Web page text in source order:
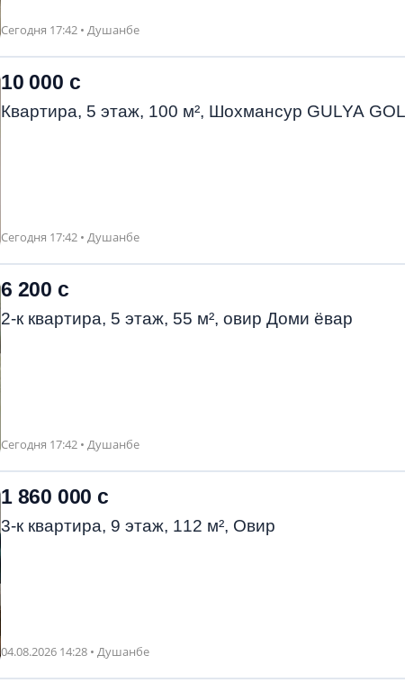
Сегодня 17:42 • Душанбе
10 000 с
Квартира, 5 этаж, 100 м², Шохмансур GULYA
Сегодня 17:42 • Душанбе
6 200 с
2-к квартира, 5 этаж, 55 м², овир Доми ёвар
Сегодня 17:42 • Душанбе
1 860 000 с
3-к квартира, 9 этаж, 112 м², Овир
04.08.2026 14:28 • Душанбе